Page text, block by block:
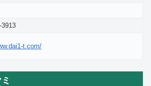
3913
t.com/